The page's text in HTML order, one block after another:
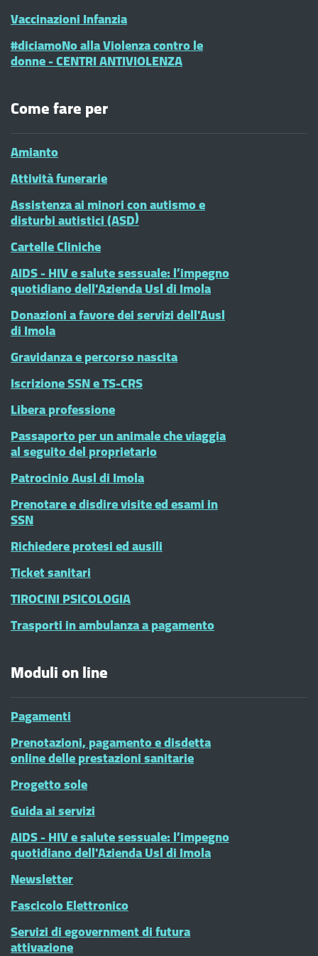
Vaccinazioni Infanzia
#diciamoNo alla Violenza contro le
donne - CENTRI ANTIVIOLENZA
Come fare per
Amianto
Attività funerarie
Assistenza ai minori con autismo e
disturbi autistici (ASD)
Cartelle Cliniche
AIDS - HIV e salute sessuale: l’impegno
quotidiano dell'Azienda Usl di Imola
Donazioni a favore dei servizi dell'Ausl
di Imola
Gravidanza e percorso nascita
Iscrizione SSN e TS-CRS
Libera professione
Passaporto per un animale che viaggia
al seguito del proprietario
Patrocinio Ausl di Imola
Prenotare e disdire visite ed esami in
SSN
Richiedere protesi ed ausili
Ticket sanitari
TIROCINI PSICOLOGIA
Trasporti in ambulanza a pagamento
Moduli on line
Pagamenti
Prenotazioni, pagamento e disdetta
online delle prestazioni sanitarie
Progetto sole
Guida ai servizi
AIDS - HIV e salute sessuale: l’impegno
quotidiano dell'Azienda Usl di Imola
Newsletter
Fascicolo Elettronico
Servizi di egovernment di futura
attivazione